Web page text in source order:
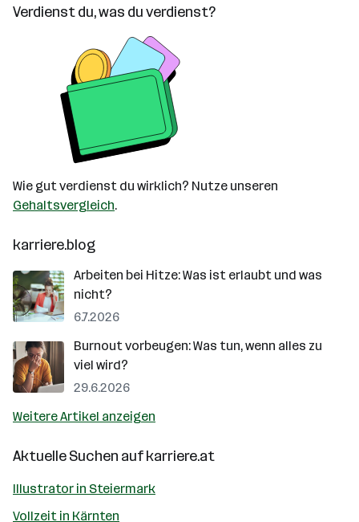
Verdienst du, was du verdienst?
Wie gut verdienst du wirklich? Nutze unseren
Gehaltsvergleich.
karriere.blog
Arbeiten bei Hitze: Was ist erlaubt und was
nicht?
6.7.2026
Burnout vorbeugen: Was tun, wenn alles zu
viel wird?
29.6.2026
Weitere Artikel anzeigen
Aktuelle Suchen aufkarriere.at
Illustrator in Steiermark
Vollzeit in Kärnten